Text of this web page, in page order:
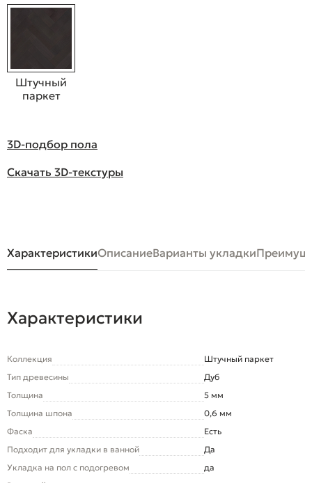
Штучный
паркет
3D-подбор пола
Скачать 3D-текстуры
ХарактеристикиОписаниеВарианты укладки
Характеристики
Коллекция
Штучный паркет
Тип древесины
Дуб
Толщина
5 мм
Толщина шпона
0,6 мм
Фаска
Есть
Подходит для укладки в ванной
Да
Укладка на пол c подогревом
да